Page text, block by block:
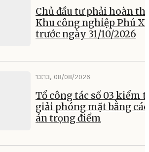
Chủ đầu tư phải hoàn
Khu công nghiệp Phú
trước ngày 31/10/2026
13:13, 08/08/2026
Tổ công tác số 03 kiểm
giải phóng mặt bằng
án trọng điểm